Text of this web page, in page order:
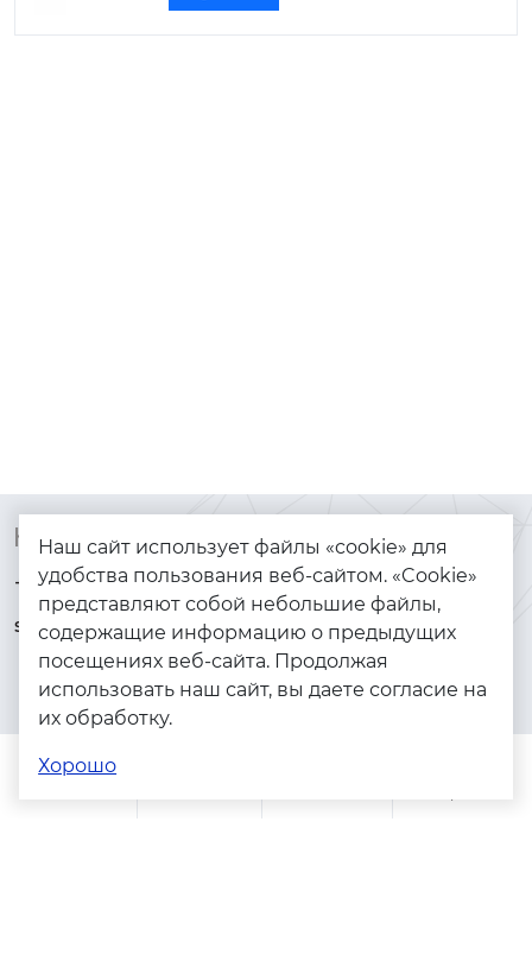
Контакты
+7 (925) 144-64-73
serebryanyye.grani@mail.ru
Каталог
Браслеты
Золото
Серебро
Помощь
Наш сайт использует файлы «cookie» для
удобства пользования веб-сайтом. «Cookie»
представляют собой небольшие файлы,
содержащие информацию о предыдущих
посещениях веб-сайта. Продолжая
использовать наш сайт, вы даете согласие на
их обработку.
Хорошо